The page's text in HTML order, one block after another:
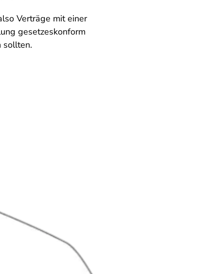
Verträge mit einer
gesetzeskonform
sollten.